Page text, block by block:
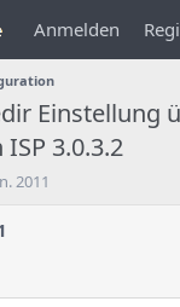
Anmelden
Einstellung
3.0.3.2
2011